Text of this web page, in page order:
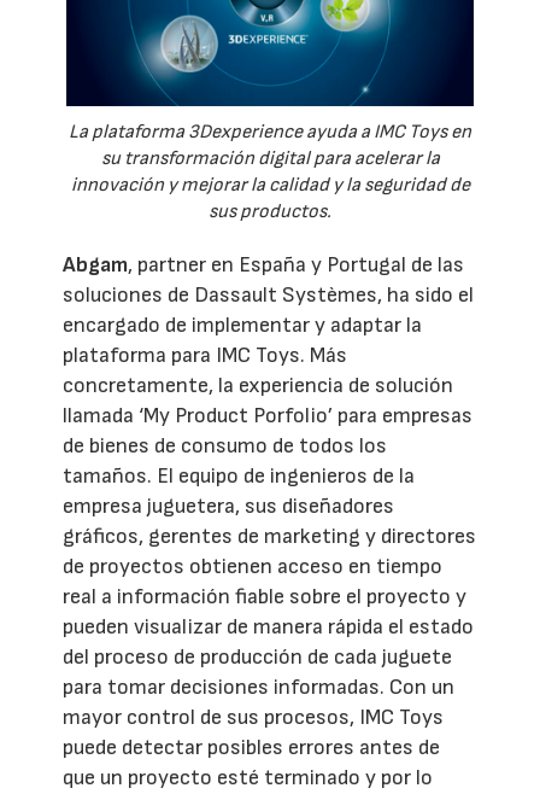
La plataforma 3Dexperience ayuda a IMC Toys en
su transformación digital para acelerar la
innovación y mejorar la calidad y la seguridad de
sus productos.
Abgam, partner en España y Portugal de las
soluciones de Dassault Systèmes, ha sido el
encargado de implementar y adaptar la
plataforma para IMC Toys. Más
concretamente, la experiencia de solución
llamada ‘My Product Porfolio’ para empresas
de bienes de consumo de todos los
tamaños. El equipo de ingenieros de la
empresa juguetera, sus diseñadores
gráficos, gerentes de marketing y directores
de proyectos obtienen acceso en tiempo
real a información fiable sobre el proyecto y
pueden visualizar de manera rápida el estado
del proceso de producción de cada juguete
para tomar decisiones informadas. Con un
mayor control de sus procesos, IMC Toys
puede detectar posibles errores antes de
que un proyecto esté terminado y por lo